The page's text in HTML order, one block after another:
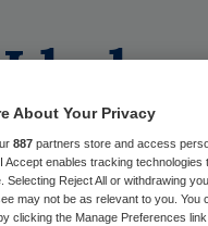
About Your Privacy
887 partners store and access
Accept enables tracking
Selecting Reject All or withdrawing
may not be as relevant to you.
clicking the Manage Preferences